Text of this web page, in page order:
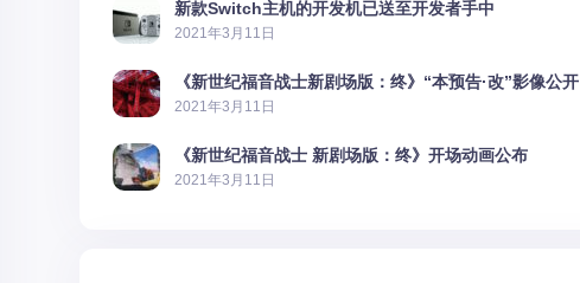
新款Switch主机的开发机已送至开发者手中
2021年3月11日
《新世纪福音战士新剧场版：终》“本预告·改”影像公开
2021年3月11日
《新世纪福音战士 新剧场版：终》开场动画公布
2021年3月11日